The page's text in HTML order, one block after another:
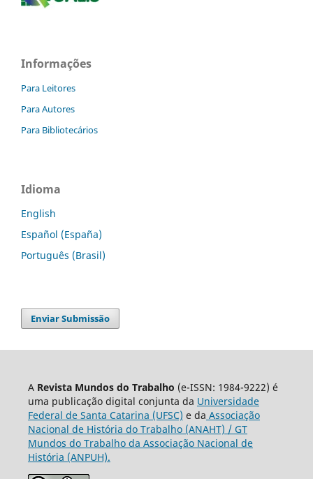
Informações
Para Leitores
Para Autores
Para Bibliotecários
Idioma
English
Español (España)
Português (Brasil)
Enviar Submissão
A Revista Mundos do Trabalho (e-ISSN: 1984-9222) é
uma publicação digital conjunta da Universidade
Federal de Santa Catarina (UFSC) e da Associação
Nacional de História do Trabalho (ANAHT) / GT
Mundos do Trabalho da Associação Nacional de
História (ANPUH).